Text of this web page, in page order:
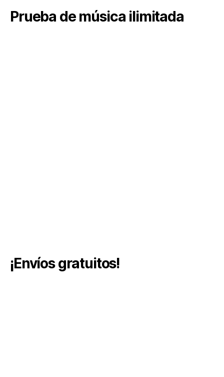
Prueba de música ilimitada
¡Envíos gratuitos!